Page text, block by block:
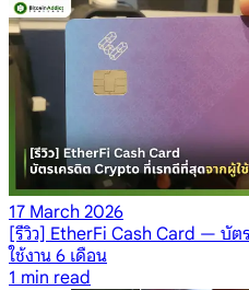
17 March 2026
[รีวิว] EtherFi Cash Card — บัต
ใช้งาน 6 เดือน
1 min read